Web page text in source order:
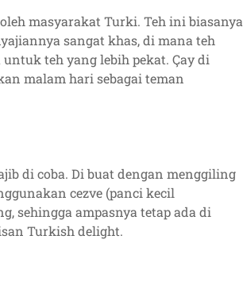
masyarakat Turki. Teh ini biasanya
sangat khas, di mana teh
teh yang lebih pekat. Çay di
malam hari sebagai teman
di coba. Di buat dengan menggiling
cezve (panci kecil
sehingga ampasnya tetap ada di
Turkish delight.